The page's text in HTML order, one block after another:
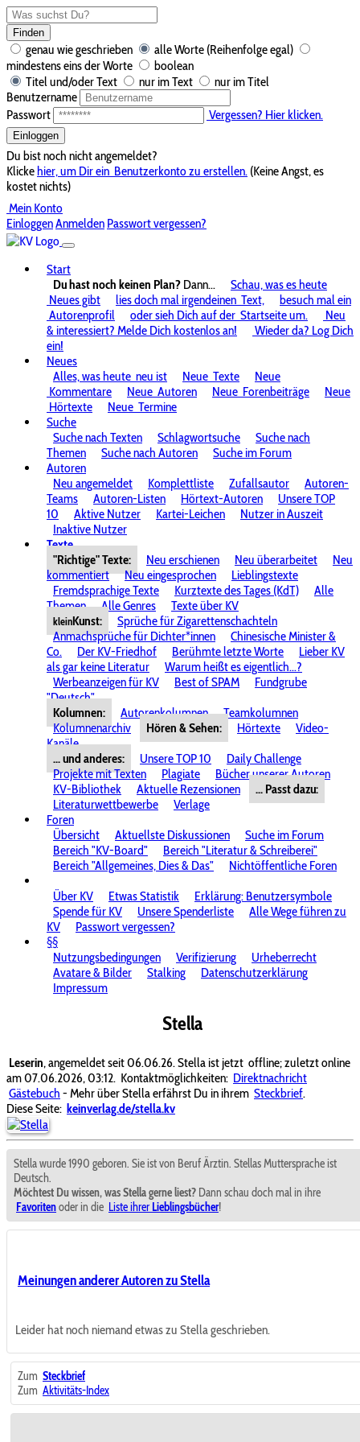
Finden
genau wie geschrieben
alle Worte (Reihenfolge egal)
mindestens eins der Worte
boolean
Titel und/oder Text
nur im Text
nur im Titel
Benutzername
Passwort
Vergessen? Hier klicken.
Einloggen
Du bist noch nicht angemeldet?
Klickehier, um Dir ein Benutzerkonto zu erstellen. (Keine Angst, es
kostet nichts)
Mein Konto
EinloggenAnmelden Passwort vergessen?
Start
Du hast noch keinen Plan? Dann...
Schau, was es heute
Neues gibt
lies doch mal irgendeinen Text,
besuch mal ein
Autorenprofil
oder sieh Dich auf der Startseite um.
Neu
& interessiert? Melde Dich kostenlos an!
Wieder da? Log Dich
ein!
Neues
Alles, was heute neu ist Neue Texte
Neue
Kommentare
Neue Autoren Neue Forenbeiträge
Neue
Hörtexte
Neue Termine
Suche
Suche nach Texten
Schlagwortsuche
Suche nach
Themen
Suche nach Autoren
Suche im Forum
Autoren
Neu angemeldet
Komplettliste Zufallsautor
Autoren-
Teams
Autoren-Listen Hörtext-Autoren
Unsere TOP
10
Aktive Nutzer Kartei-Leichen
Nutzer in Auszeit
Inaktive Nutzer
Texte
"Richtige" Texte:
Neu erschienen Neu überarbeitet
Neu
kommentiert
Neu eingesprochen
Lieblingstexte
Fremdsprachige Texte
Kurztexte des Tages (KdT)
Alle
Themen
Alle Genres Texte über KV
kleinKunst:
Sprüche für Zigarettenschachteln
Anmachsprüche für Dichter*innen
Chinesische Minister &
Co.
Der KV-Friedhof Berühmte letzte Worte
Lieber KV
als gar keine Literatur
Warum heißt es eigentlich...?
Werbeanzeigen für KV
Best of SPAM
Fundgrube
"Deutsch"
Kolumnen:
Autorenkolumnen
Teamkolumnen
Kolumnenarchiv
Hören & Sehen: Hörtexte
Video-
Kanäle
... und anderes:
Unsere TOP 10
Daily Challenge
Projekte mit Texten
Plagiate
Bücher unserer Autoren
KV-Bibliothek
Aktuelle Rezensionen
... Passt dazu:
Literaturwettbewerbe
Verlage
Foren
Übersicht
Aktuellste Diskussionen
Suche im Forum
Bereich "KV-Board"
Bereich "Literatur & Schreiberei"
Bereich "Allgemeines, Dies & Das"
Nichtöffentliche Foren
Über KV
Etwas Statistik
Erklärung: Benutzersymbole
Spende für KV
Unsere Spenderliste
Alle Wege führen zu
KV
Passwort vergessen?
§§
Nutzungsbedingungen
Verifizierung
Urheberrecht
Avatare & Bilder
Stalking
Datenschutzerklärung
Impressum
Stella
Leserin, angemeldet seit 06.06.26. Stella ist jetzt offline; zuletzt online
am 07.06.2026, 03:12. Kontaktmöglichkeiten: Direktnachricht
Gästebuch - Mehr über Stella erfährst Du in ihrem Steckbrief.
Diese Seite: keinverlag.de/stella.kv
Stella wurde 1990 geboren. Sie ist von Beruf Ärztin. Stellas Muttersprache ist
Deutsch.
Möchtest Du wissen, was Stella gerne liest? Dann schau doch mal in ihre
Favoritenoder in die Liste ihrer Lieblingsbücher!
Meinungen anderer Autoren zu Stella
Leider hat noch niemand etwas zu Stella geschrieben.
Zum Steckbrief
Zum Aktivitäts-Index